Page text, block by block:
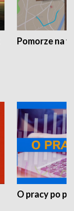
Pomorze na
O pracy po